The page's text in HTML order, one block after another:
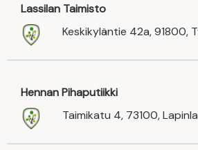
Lassilan Taimisto
Keskikyläntie 42a, 91800,
Hennan Pihaputiikki
Taimikatu 4, 73100,